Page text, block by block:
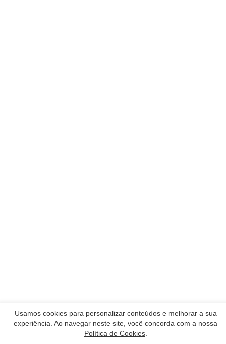
Nossos Parceiros
Usamos cookies para personalizar conteúdos e melhorar a sua
experiência. Ao navegar neste site, você concorda com a nossa
Política de Cookies.